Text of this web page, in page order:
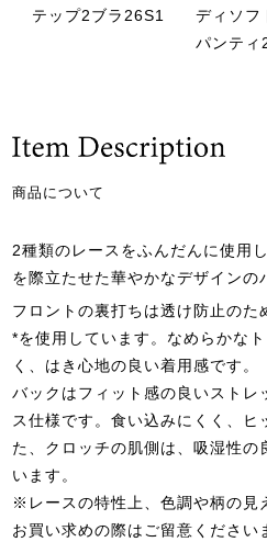
テップ2ブラ26S1
ディソフ
パンティ
商品について
2種類のレースをふんだんに使用
を際立たせた華やかなデザインの
フロントの裏打ちは透け防止のた
*を使用しています。なめらかな
く、はき心地の良い着用感です。
バックはフィット感の良いストレ
ス仕様です。食い込みにくく、ヒ
た、クロッチの肌側は、吸湿性
います。
※レースの特性上、色調や柄の見
お買い求めの際はご留意ください